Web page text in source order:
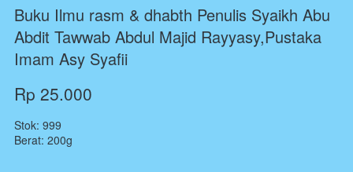
Buku Ilmu rasm & dhabth Penulis Syaikh Abu
Abdit Tawwab Abdul Majid Rayyasy,Pustaka
Imam Asy Syafii
Rp 25.000
Stok: 999
Berat: 200g